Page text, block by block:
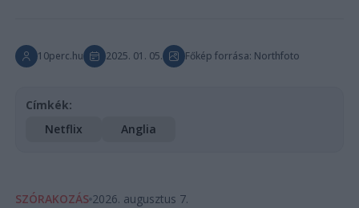
10perc.hu 2025. 01. 05. Főkép forrása: Northfoto
Címkék:
Netflix
Anglia
SZÓRAKOZÁS 2026. augusztus 7.